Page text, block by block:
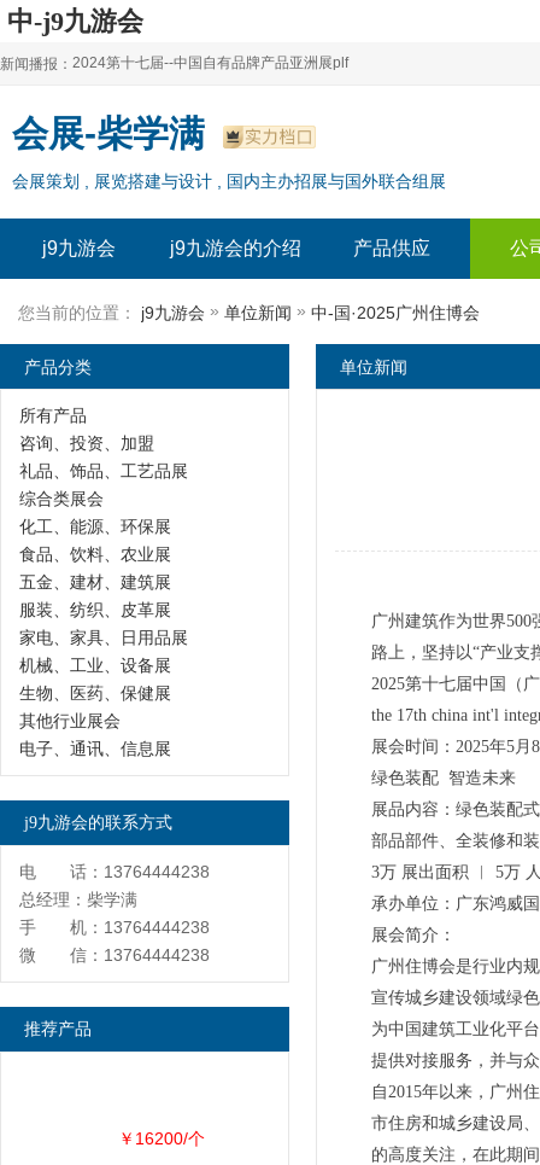
中-j9九游会
新闻播报：
2024上海自有品牌展--百货展|食品展 零售展|oem展
2024全球自有--品牌产品亚洲展（plf）
2024上海自有品牌展--2024上海oem 贴牌代加工展
2024第十七届--中国自有品牌产品亚洲展plf
2024全球自有--品牌产品亚洲展（plf）
2024年上海--第17届自有品牌展
会展-柴学满
会展策划 , 展览搭建与设计 , 国内主办招展与国外联合组展
j9九游会 j9九游会的介绍 产品供应 公
您当前的位置： j9九游会 » 单位新闻 » 中-国·2025广州住博会
单位新闻
广州建筑作为世界
路上，坚持以“产业支
2025第十七届中国（
the 17th china int'l
展会时间：2025年
绿色装配 智造未来
展品内容：绿色装配
部品部件、全装修和
3万 展出面积 ︱ 5万
承办单位：广东鸿威
展会简介：
广州住博会是行业内
宣传城乡建设领域绿
为中国建筑工业化平
提供对接服务，并与
自2015年以来，广州
市住房和城乡建设局
的高度关注，在此期
产品分类
所有产品
咨询、投资、加盟
礼品、饰品、工艺品展
综合类展会
化工、能源、环保展
食品、饮料、农业展
五金、建材、建筑展
服装、纺织、皮革展
家电、家具、日用品展
机械、工业、设备展
生物、医药、保健展
其他行业展会
电子、通讯、信息展
j9九游会的联系方式
电 话：13764444238
总经理：柴学满
手 机：13764444238
微 信：13764444238
推荐产品
￥16200/个